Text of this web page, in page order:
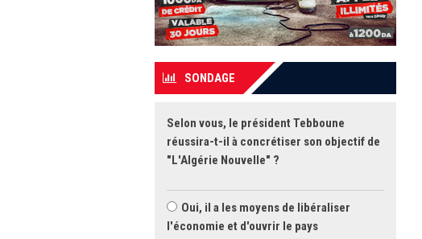
SONDAGE
Selon vous, le président Tebboune
réussira-t-il à concrétiser son objectif de
"L'Algérie Nouvelle" ?
Oui, il a les moyens de libéraliser
l'économie et d'ouvrir le pays